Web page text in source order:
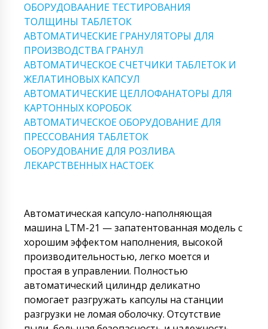
ОБОРУДОВААНИЕ ТЕСТИРОВАНИЯ
ТОЛЩИНЫ ТАБЛЕТОК
АВТОМАТИЧЕСКИЕ ГРАНУЛЯТОРЫ ДЛЯ
ПРОИЗВОДСТВА ГРАНУЛ
АВТОМАТИЧЕСКОЕ СЧЕТЧИКИ ТАБЛЕТОК И
ЖЕЛАТИНОВЫХ КАПСУЛ
АВТОМАТИЧЕСКИЕ ЦЕЛЛОФАНАТОРЫ ДЛЯ
КАРТОННЫХ КОРОБОК
АВТОМАТИЧЕСКОЕ ОБОРУДОВАНИЕ ДЛЯ
ПРЕССОВАНИЯ ТАБЛЕТОК
ОБОРУДОВАНИЕ ДЛЯ РОЗЛИВА
ЛЕКАРСТВЕННЫХ НАСТОЕК
Автоматическая капсуло-наполняющая
машина LTM-21 — запатентованная модель с
хорошим эффектом наполнения, высокой
производительностью, легко моется и
простая в управлении. Полностью
автоматический цилиндр деликатно
помогает разгружать капсулы на станции
разгрузки не ломая оболочку. Отсутствие